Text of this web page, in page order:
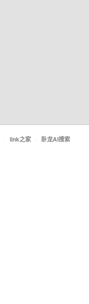
· link之家 · 卧龙AI搜索